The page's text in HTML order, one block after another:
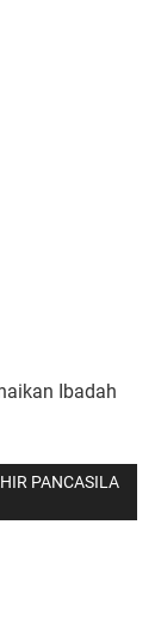
Ibadah
PANCASILA